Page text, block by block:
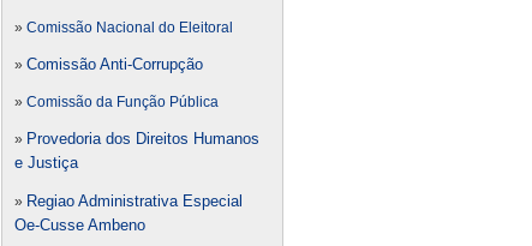
» Comissão Nacional do Eleitoral
» Comissão Anti-Corrupção
» Comissão da Função Pública
» Provedoria dos Direitos Humanos
e Justiça
» Regiao Administrativa Especial
Oe-Cusse Ambeno